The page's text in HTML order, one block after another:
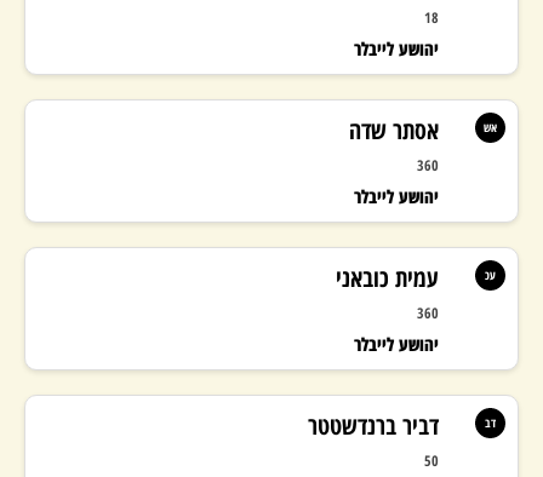
18
יהושע לייבלר
אסתר שדה
360
יהושע לייבלר
אש
עמית כובאני
360
יהושע לייבלר
עכ
דביר ברנדשטטר
50
דב